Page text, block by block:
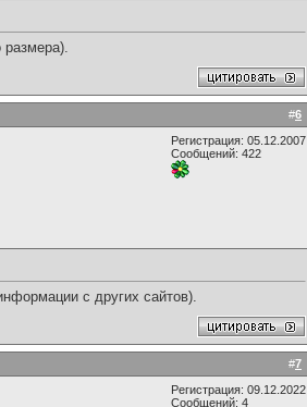
размера).
#6
Регистрация: 05.12.2007
Сообщений: 422
с других сайтов).
#7
Регистрация: 09.12.2022
Сообщений: 4